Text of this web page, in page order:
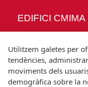
EDIFICI CMIMA
SEGUEIX-NOS
Utilitzem galetes per
tendències,
moviments dels
demogràfica sobre la